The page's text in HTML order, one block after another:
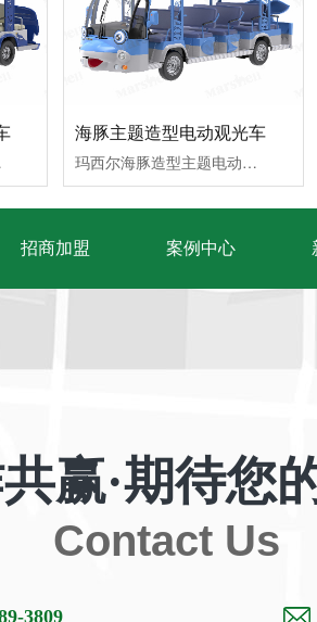
解造型定制电动观光车价格。
海豚主题造型电动观光车
玛西尔海豚造型主题电动观光车根据一对一的专业设计制造服务，延伸出各种造型电动观光车，根据不同使用场景单独开发新车型，造型时尚漂亮，更好的适应客户需求。提供量⾝定制的景区观光车、园区观光车等定制方案，让观光车扮演多种角色，满⾜客⼾的不同需求，助力绿色低碳运营，提升客户服务品质与品牌形象。联系我们了解造型定制电动观光车价格。
招商加盟 案例中心
赢·期待您
Contact Us
3809